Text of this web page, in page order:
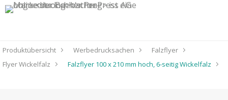
Produktübersicht Werbedrucksachen
Falzflyer
Flyer Wickelfalz
Falzflyer 100 x 210 mm hoch, 6-seitig Wickelfalz